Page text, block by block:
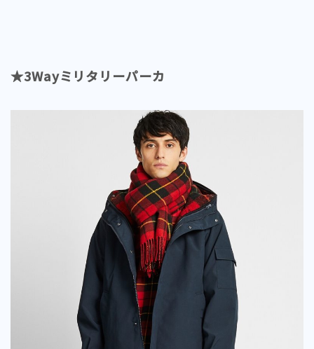
★3Wayミリタリーパーカ